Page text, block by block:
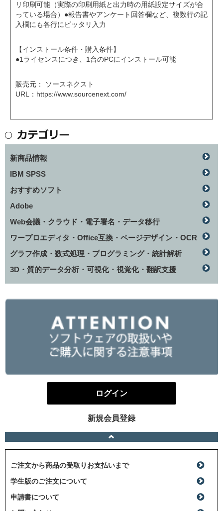
リ印刷可能（実際の印刷用紙と出力時の用紙設定サイズが合
っている場合）●報告書やアンケート回答欄など、複数行の記
入欄にも各行にピッタリ入力
【インストール条件・購入条件】
●1ライセンスにつき、1台のPCにインストール可能
販売元： ソースネクスト
URL： https://www.sourcenext.com/
新商品情報
IBM SPSS
おすすめソフト
Adobe
Web会議・クラウド・電子署名・データ移行
ワープロエディタ・Office互換・ページデザイン・OCR
グラフ作成・数式処理・プログラミング・統計解析
3D・質的データ分析・可視化・視覚化・翻訳支援
ログイン
新規会員登録
ご注文から商品の受取りお支払いまで
学生版のご注文について
申請書について